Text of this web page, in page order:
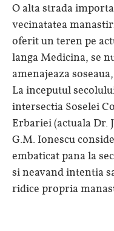
O alta strada
vecinatatea
oferit un teren pe
langa Medicina, se
amenajeaza
La inceputul
intersectia Soselei
Erbariei (actuala Dr.
G.M. Ionescu
embaticat pana la
si neavand intentia
ridice propria